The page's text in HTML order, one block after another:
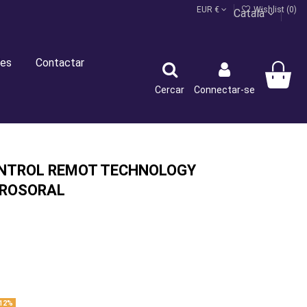
Català
EUR € Wishlist (0)
Contactar
Cercar Connectar-se
REMOT TECHNOLOGY